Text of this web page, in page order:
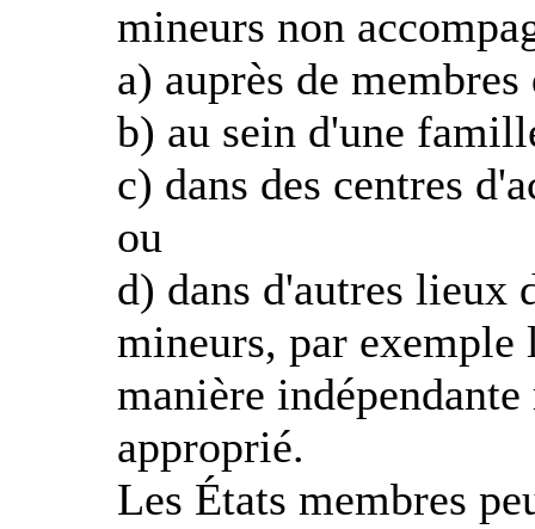
mineurs non
a) auprès de
b) au sein d'une
c) dans des centres
ou
d) dans d'autres lieux
mineurs, par
manière
approprié.
Les États membres